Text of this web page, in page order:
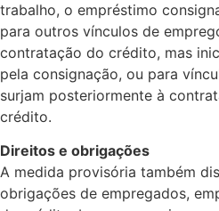
trabalho, o empréstimo
para outros vínculos de
contratação do crédito, mas
pela consignação, ou para
surjam posteriormente à
crédito.
Direitos e obrigações
A medida provisória também
obrigações de empregados,